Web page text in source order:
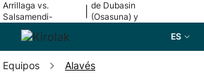
Arrillaga vs.
Salsamendi-
Bergara y Erasun
vs. Gaminde
de Dubasin
(Osasuna) y
ES
Equipos Alavés